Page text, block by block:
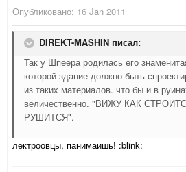
Опубликовано: 16 Jan 2011
DIREKT-MASHIN писал:
Так у Шпеера родилась его
которой здание должно быть
из таких материалов. что бы и в
величественно. "ВИЖУ КАК
РУШИТСЯ".
лектроовцы, панимаишь! :blink: